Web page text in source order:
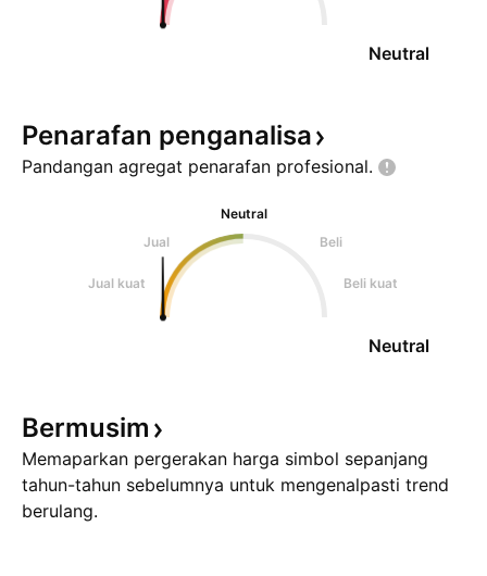
Neutral
Penarafan penganalisa
Pandangan agregat penarafan profesional.
Neutral
Jual
Beli
Jual kuat Beli kuat
Neutral
Bermusim
Memaparkan pergerakan harga simbol sepanjang
tahun-tahun sebelumnya untuk mengenalpasti trend
berulang.